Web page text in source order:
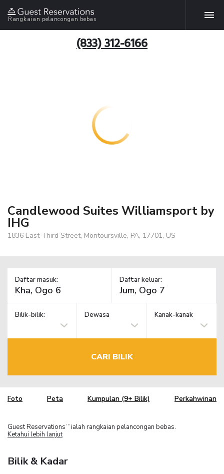
Rangkaian pelancongan bebas
(833) 312-6166
Candlewood Suites Williamsport by
IHG
1836 East Third Street, Montoursville, PA, 17701, US
Daftar masuk: Daftar keluar:
Bilik-bilik: Dewasa Kanak-kanak
CARI BILIK
Foto Peta Kumpulan (9+ Bilik) Perkahwinan
Guest Reservations TM ialah rangkaian pelancongan bebas.
Ketahui lebih lanjut
Bilik & Kadar